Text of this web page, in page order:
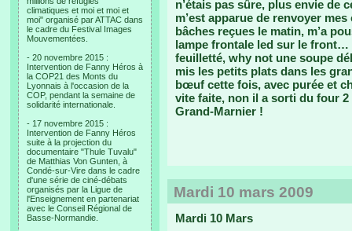
climatiques et moi et moi et
moi" organisé par ATTAC dans
le cadre du Festival Images
Mouvementées.
- 20 novembre 2015 :
Intervention de Fanny Héros à
la COP21 des Monts du
Lyonnais à l'occasion de la
COP, pendant la semaine de
solidarité internationale.
- 17 novembre 2015 :
Intervention de Fanny Héros
suite à la projection du
documentaire "Thule Tuvalu"
de Matthias Von Gunten, à
Condé-sur-Vire dans le cadre
d'une série de ciné-débats
organisés par la Ligue de
l'Enseignement en partenariat
avec le Conseil Régional de
Basse-Normandie.
n’étais pas sûre, plus envie de
m’est apparue de renvoyer
bâches reçues le matin, m’a
lampe frontale led sur le front…
feuilletté, why not une soupe
mis les petits plats dans les
bœuf cette fois, avec purée et
vite faite, non il a sorti du four
Grand-Marnier !
Mardi 10 mars 2009
Mardi 10 Mars